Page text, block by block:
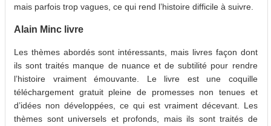
mais parfois trop vagues, ce qui rend l’histoire difficile à suivre.
Alain Minc livre
Les thèmes abordés sont intéressants, mais livres façon dont
ils sont traités manque de nuance et de subtilité pour rendre
l’histoire vraiment émouvante. Le livre est une coquille
téléchargement gratuit pleine de promesses non tenues et
d’idées non développées, ce qui est vraiment décevant. Les
thèmes sont universels et profonds, mais ils sont traités de